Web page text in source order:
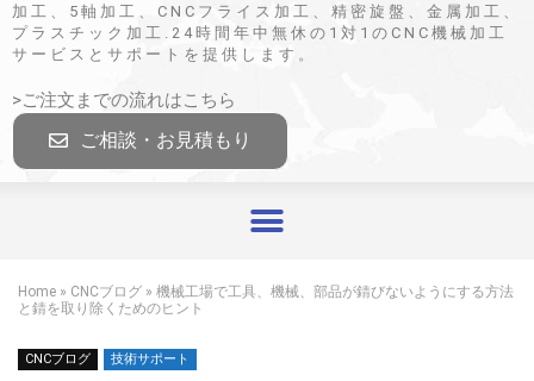
加工、5軸加工、CNCフライス加工、精密旋盤、金属加工、
プラスチック加工.24時間年中無休の1対1のCNC機械加工
サービスとサポートを提供します。
>ご注文までの流れはこちら
ご相談・お見積もり
Home » CNCブログ » 機械工場で工具、機械、部品が錆びないようにする方法
と錆を取り除くためのヒント
CNCブログ 技術サポート